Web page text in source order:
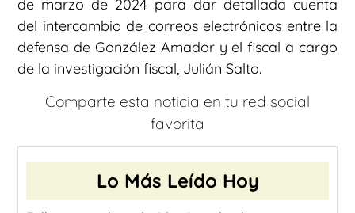
de marzo de 2024 para dar detallada cuenta
del intercambio de correos electrónicos entre la
defensa de González Amador y el fiscal a cargo
de la investigación fiscal, Julián Salto.
Comparte esta noticia en tu red social
favorita
Lo Más Leído Hoy